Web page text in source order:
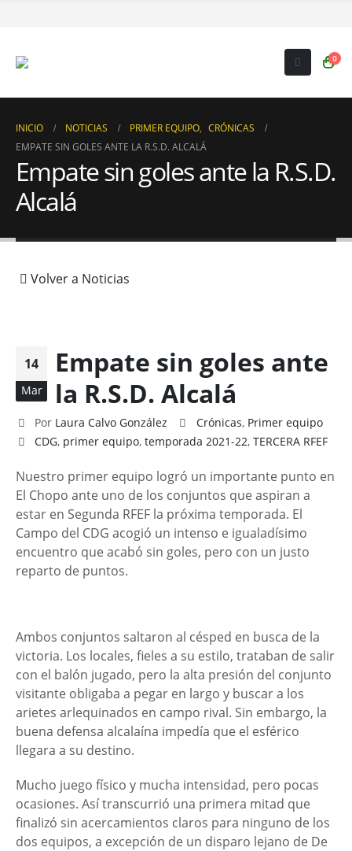
0
INICIO NOTICIAS PRIMER EQUIPO, CRÓNICAS
EMPATE SIN GOLES ANTE LA R.S.D. ALCALÁ
Empate sin goles ante la R.S.D.
Alcalá
Volver a Noticias
14
Mar
Empate sin goles ante
la R.S.D. Alcalá
Por Laura Calvo González Crónicas, Primer equipo
CDG, primer equipo,temporada 2021-22,TERCERA RFEF
Nuestro primer equipo logró un importante punto en
El Chopo ante uno de los conjuntos que aspiran a
estar en Segunda RFEF la próxima temporada. El
Campo del CDG acogió un intenso e igualadísimo
encuentro que acabó sin goles, pero con un justo
reparto de puntos.
Ambos conjuntos saltaron al césped en busca de la
victoria. Los locales, fieles a su estilo, trataban de salir
con el balón jugado, pero la alta presión del conjunto
visitante obligaba a pegar en largo y buscar a los
arietes arlequinados en campo rival. Sin embargo, la
buena defensa alcalaína impedía que el esférico
llegara a su destino.
Mucho juego físico y mucha intensidad, pero pocas
ocasiones. Así transcurrió una primera mitad que
finalizó sin acercamientos claros para ninguno de los
dos equipos, a excepción de un disparo lejano de De